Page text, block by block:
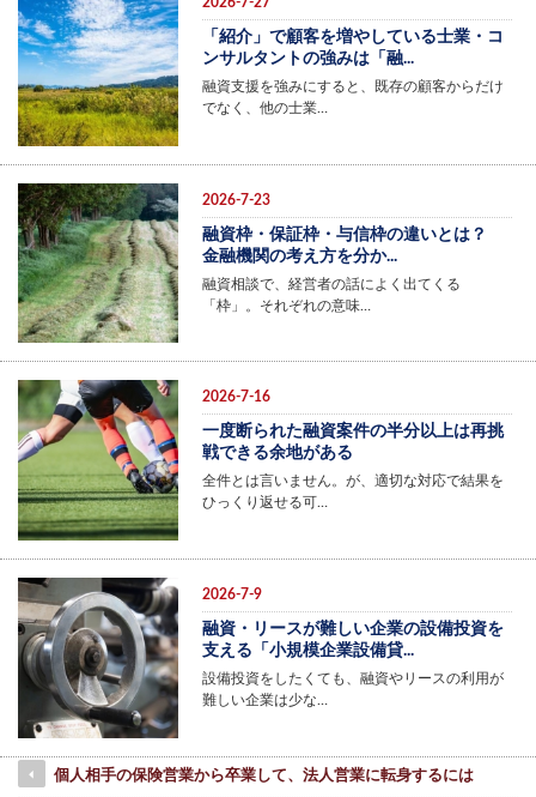
「紹介」で顧客を増やしている士業・コ
ンサルタントの強みは「融...
融資支援を強みにすると、既存の顧客からだけ
でなく、他の士業…
2026-7-23
融資枠・保証枠・与信枠の違いとは？
金融機関の考え方を分か...
融資相談で、経営者の話によく出てくる
「枠」。それぞれの意味…
2026-7-16
一度断られた融資案件の半分以上は再挑
戦できる余地がある
全件とは言いません。が、適切な対応で結果を
ひっくり返せる可…
2026-7-9
融資・リースが難しい企業の設備投資を
支える「小規模企業設備貸...
設備投資をしたくても、融資やリースの利用が
難しい企業は少な…
個人相手の保険営業から卒業して、法人営業に転身するには